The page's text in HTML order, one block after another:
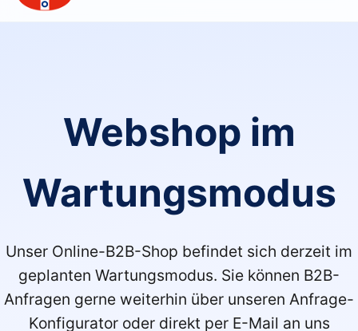
Webshop im
Wartungsmodus
Unser Online-B2B-Shop befindet sich derzeit im
geplanten Wartungsmodus. Sie können B2B-
Anfragen gerne weiterhin über unseren Anfrage-
Konfigurator oder direkt per E-Mail an uns